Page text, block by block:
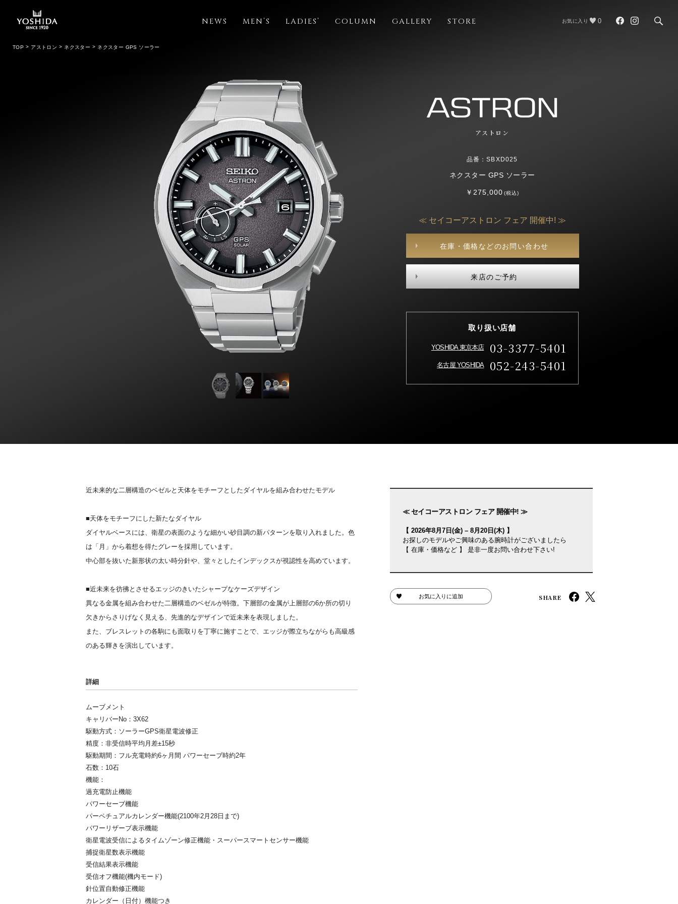
NEWS MEN’S LADIES’ COLUMN GALLERY STORE お気に入り 0
アストロン
品番：SBXD025
ネクスター GPS ソーラー
￥275,000(税込)
≪ セイコーアストロン フェア 開催中! ≫
在庫・価格などのお問い合わせ
来店のご予約
取り扱い店舗
YOSHIDA 東京本店 03-3377-5401
名古屋 YOSHIDA 052-243-5401
TOP アストロン ネクスター ネクスター GPS ソーラー
近未来的な二層構造のベゼルと天体をモチーフとしたダイヤルを組み合わせたモデル
■天体をモチーフにした新たなダイヤル
ダイヤルベースには、衛星の表面のような細かい砂目調の新パターンを取り入れました。色
は「月」から着想を得たグレーを採用しています。
中心部を抜いた新形状の太い時分針や、堂々としたインデックスが視認性を高めています。
■近未来を彷彿とさせるエッジのきいたシャープなケーズデザイン
異なる金属を組み合わせた二層構造のベゼルが特徴。下層部の金属が上層部の6か所の切り
欠きからさりげなく見える、先進的なデザインで近未来を表現しました。
また、ブレスレットの各駒にも面取りを丁寧に施すことで、エッジが際立ちながらも高級感
のある輝きを演出しています。
詳細
ムーブメント
キャリバーNo：3X62
駆動方式：ソーラーGPS衛星電波修正
精度：非受信時平均月差±15秒
駆動期間：フル充電時約6ヶ月間 パワーセーブ時約2年
石数：10石
機能：
過充電防止機能
パワーセーブ機能
パーペチュアルカレンダー機能(2100年2月28日まで)
パワーリザーブ表示機能
衛星電波受信によるタイムゾーン修正機能・スーパースマートセンサー機能
捕捉衛星数表示機能
受信結果表示機能
受信オフ機能(機内モード)
針位置自動修正機能
カレンダー（日付）機能つき
≪ セイコーアストロン フェア 開催中! ≫
【 2026年8月7日(金) – 8月20日(木) 】
お探しのモデルやご興味のある腕時計がございましたら
【 在庫・価格など 】 是非一度お問い合わせ下さい!
お気に入りに追加 SHARE